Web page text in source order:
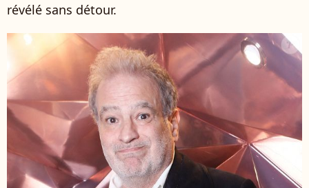
révélé sans détour.